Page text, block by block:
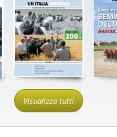
Visualizza tutti